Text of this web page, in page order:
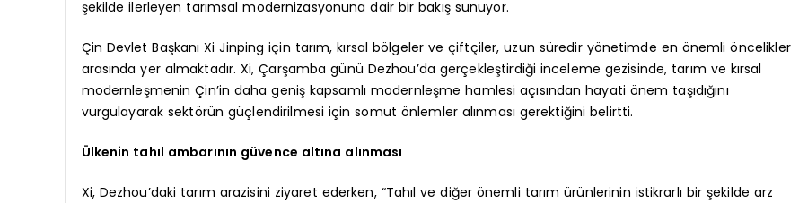
şekilde ilerleyen tarımsal modernizasyonuna dair bir bakış sunuyor.
Çin Devlet Başkanı Xi Jinping için tarım, kırsal bölgeler ve çiftçiler, uzun süredir yönetimde en önemli öncelikler
arasında yer almaktadır. Xi, Çarşamba günü Dezhou’da gerçekleştirdiği inceleme gezisinde, tarım ve kırsal
modernleşmenin Çin’in daha geniş kapsamlı modernleşme hamlesi açısından hayati önem taşıdığını
vurgulayarak sektörün güçlendirilmesi için somut önlemler alınması gerektiğini belirtti.
Ülkenin tahıl ambarının güvence altına alınması
Xi, Dezhou’daki tarım arazisini ziyaret ederken, “Tahıl ve diğer önemli tarım ürünlerinin istikrarlı bir şekilde arz